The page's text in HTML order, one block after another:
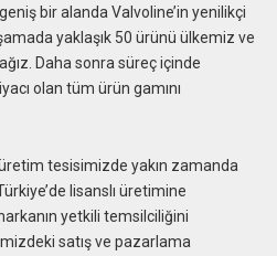
bir alanda Valvoline’in yenilikçi
yaklaşık 50 ürünü ülkemiz ve
Daha sonra süreç içinde
olan tüm ürün gamını
üretim tesisimizde yakın zamanda
lisanslı üretimine
yetkili temsilciliğini
satış ve pazarlama